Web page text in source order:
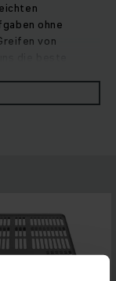
ohne
von
der EKM
Türen.
bietet dem
seitlichen
stets gute
und Fahren
effizient